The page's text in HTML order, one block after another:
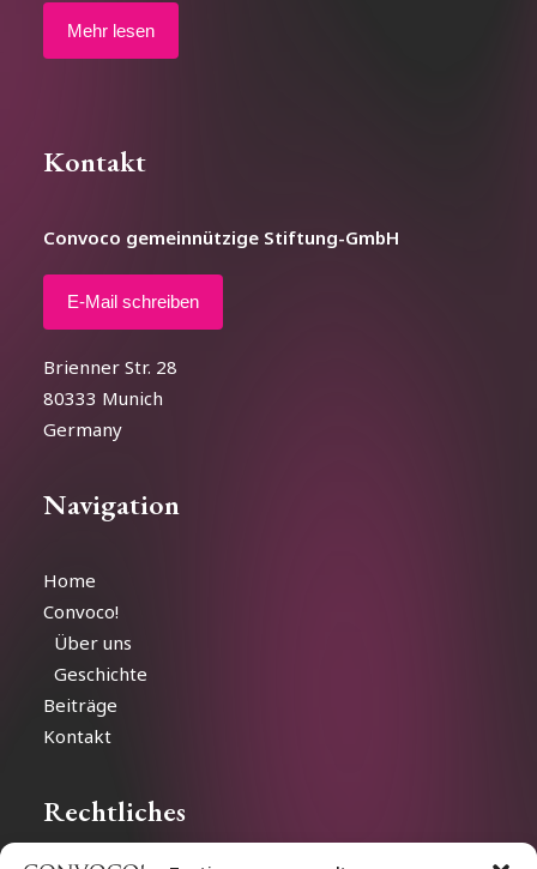
Mehr lesen
Kontakt
Convoco gemeinnützige Stiftung-GmbH
E-Mail schreiben
Brienner Str. 28
80333 Munich
Germany
Navigation
Home
Convoco!
Über uns
Geschichte
Beiträge
Kontakt
Rechtliches